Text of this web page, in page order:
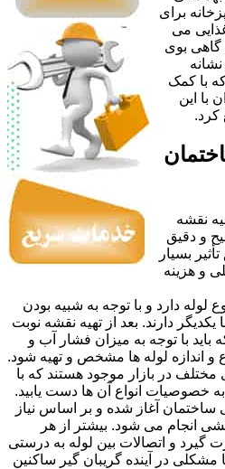
برای
می
گاهی بوی
با کمک
با این
کرد.
نقشه
و دقیق
بسیار
و هزینه
دارد و با توجه به شبیه بودن
یکدیگر دارند. بعد از تهیه نقشه نوبت
باید با توجه به میزان فشار آب و
اندازه لوله ها مشخص و تهیه شود.
مختلف در بازار موجود هستند که با
خصوصیات انواع آن ها دست یابید.
آغاز شده و بر اساس نیاز
انجام می شود. بیشتر از هر
گیرد و اتصالات بین لوله به درستی
در آینده گریبان گیر ساکنین